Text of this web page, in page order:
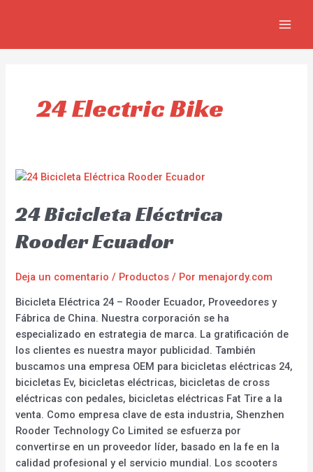
24 Electric Bike
24 Bicicleta Eléctrica
Rooder Ecuador
Deja un comentario / Productos / Por menajordy.com
Bicicleta Eléctrica 24 – Rooder Ecuador, Proveedores y
Fábrica de China. Nuestra corporación se ha
especializado en estrategia de marca. La gratificación de
los clientes es nuestra mayor publicidad. También
buscamos una empresa OEM para bicicletas eléctricas 24,
bicicletas Ev, bicicletas eléctricas, bicicletas de cross
eléctricas con pedales, bicicletas eléctricas Fat Tire a la
venta. Como empresa clave de esta industria, Shenzhen
Rooder Technology Co Limited se esfuerza por
convertirse en un proveedor líder, basado en la fe en la
calidad profesional y el servicio mundial. Los scooters